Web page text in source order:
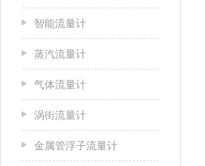
智能流量计
蒸汽流量计
气体流量计
涡街流量计
金属管浮子流量计